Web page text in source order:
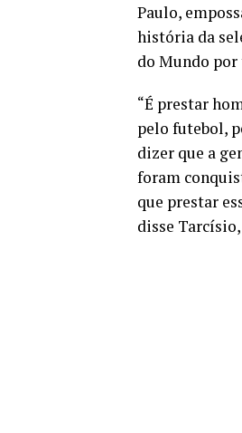
Paulo,
história da
do Mundo por
“É prestar
pelo futebol,
dizer que a
foram
que prestar
disse